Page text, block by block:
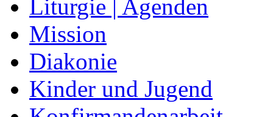
Liturgie | Agenden
Mission
Diakonie
Kinder und Jugend